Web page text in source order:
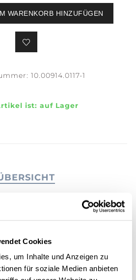
Cookies
um Inhalte und Anzeigen zu
für soziale Medien anbieten
WARENKORB HINZUFÜGEN
10.00914.0117-1
ist: auf Lager
French Linen